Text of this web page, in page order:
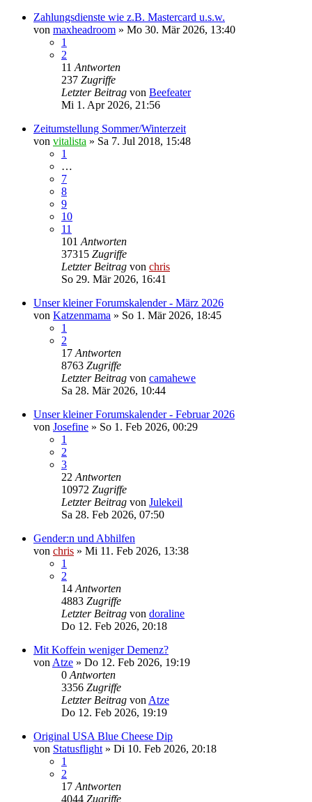
Zahlungsdienste wie z.B. Mastercard u.s.w.
von maxheadroom » Mo 30. Mär 2026, 13:40
1
2
11 Antworten
237 Zugriffe
Letzter Beitrag von Beefeater
Mi 1. Apr 2026, 21:56
Zeitumstellung Sommer/Winterzeit
von vitalista » Sa 7. Jul 2018, 15:48
1
…
7
8
9
10
11
101 Antworten
37315 Zugriffe
Letzter Beitrag von chris
So 29. Mär 2026, 16:41
Unser kleiner Forumskalender - März 2026
von Katzenmama » So 1. Mär 2026, 18:45
1
2
17 Antworten
8763 Zugriffe
Letzter Beitrag von camahewe
Sa 28. Mär 2026, 10:44
Unser kleiner Forumskalender - Februar 2026
von Josefine » So 1. Feb 2026, 00:29
1
2
3
22 Antworten
10972 Zugriffe
Letzter Beitrag von Julekeil
Sa 28. Feb 2026, 07:50
Gender:n und Abhilfen
von chris » Mi 11. Feb 2026, 13:38
1
2
14 Antworten
4883 Zugriffe
Letzter Beitrag von doraline
Do 12. Feb 2026, 20:18
Mit Koffein weniger Demenz?
von Atze » Do 12. Feb 2026, 19:19
0 Antworten
3356 Zugriffe
Letzter Beitrag von Atze
Do 12. Feb 2026, 19:19
Original USA Blue Cheese Dip
von Statusflight » Di 10. Feb 2026, 20:18
1
2
17 Antworten
4044 Zugriffe